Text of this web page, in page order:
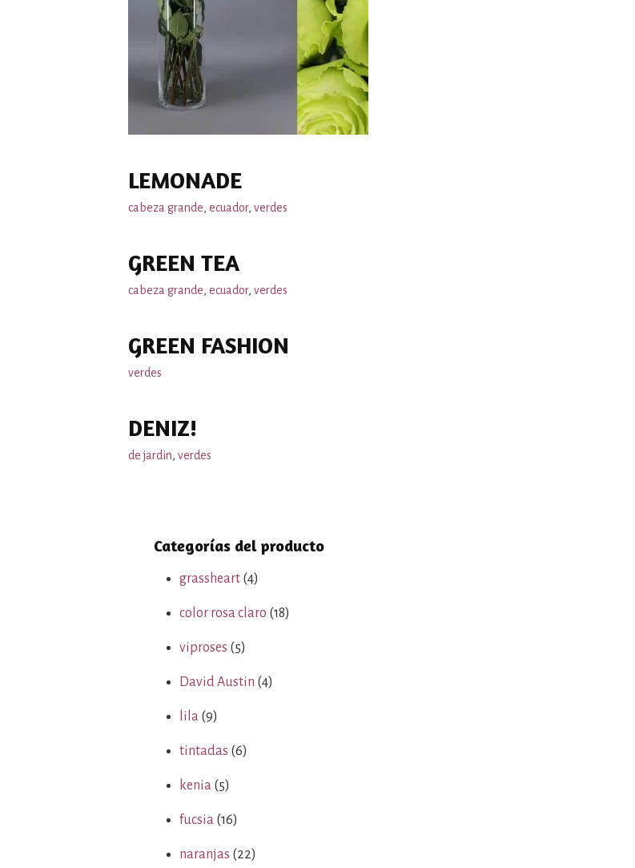
LEMONADE
cabeza grande, ecuador, verdes
GREEN TEA
cabeza grande, ecuador, verdes
GREEN FASHION
verdes
DENIZ!
de jardin, verdes
Categorías del producto
grassheart (4)
color rosa claro (18)
viproses (5)
David Austin (4)
lila (9)
tintadas (6)
kenia (5)
fucsia (16)
naranjas (22)